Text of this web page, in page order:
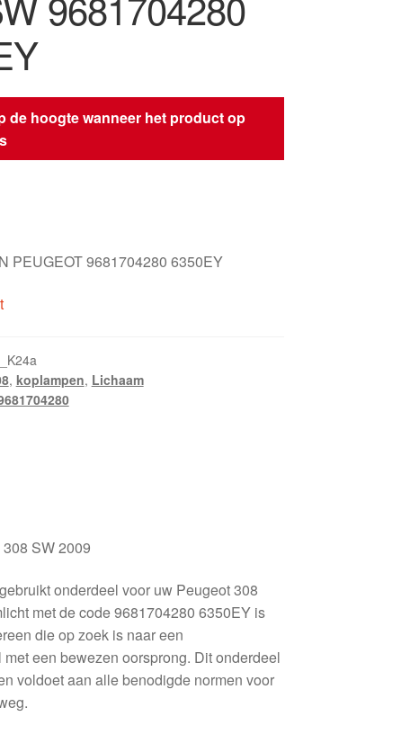
de hoogte wanneer het product op
PEUGEOT 9681704280 6350EY
, koplampen, Lichaam
SW 2009
onderdeel voor uw Peugeot 308
met de code 9681704280 6350EY is
die op zoek is naar een
een bewezen oorsprong. Dit onderdeel
voldoet aan alle benodigde normen voor